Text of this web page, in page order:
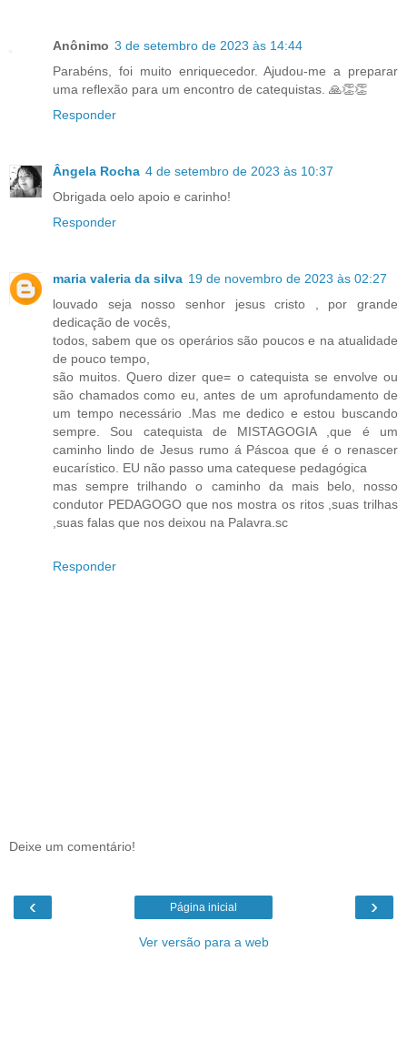
Anônimo 3 de setembro de 2023 às 14:44
Parabéns, foi muito enriquecedor. Ajudou-me a preparar
uma reflexão para um encontro de catequistas. 🙏👏👏
Responder
Ângela Rocha 4 de setembro de 2023 às 10:37
Obrigada oelo apoio e carinho!
Responder
maria valeria da silva 19 de novembro de 2023 às 02:27
louvado seja nosso senhor jesus cristo , por grande
dedicação de vocês,
todos, sabem que os operários são poucos e na atualidade
de pouco tempo,
são muitos. Quero dizer que= o catequista se envolve ou
são chamados como eu, antes de um aprofundamento de
um tempo necessário .Mas me dedico e estou buscando
sempre. Sou catequista de MISTAGOGIA ,que é um
caminho lindo de Jesus rumo á Páscoa que é o renascer
eucarístico. EU não passo uma catequese pedagógica
mas sempre trilhando o caminho da mais belo, nosso
condutor PEDAGOGO que nos mostra os ritos ,suas trilhas
,suas falas que nos deixou na Palavra.sc
Responder
Deixe um comentário!
‹ ›
Página inicial
Ver versão para a web